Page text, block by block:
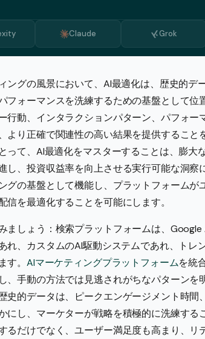
アゼルバ
ブルガリア
オランダ
ギリシア
イタリア
韓国語
マケドニ
ポルトガ
ルーマニア
スウェー
Claude Grok
ングの風景において、AI最適化は、歴史的デ
フォーマンスを洗練するための基盤として位
行動、インタラクションパターン、パフォー
より正確で関連性の高い結果を提供すること
って、AI最適化をマスターすることは、膨大
し、投資収益率を向上させる実行可能な洞察
グの基盤として機能し、プラットフォームが
を最適化することを可能にします。
ましょう：検索プラットフォームは、
れ、カスタムのAI駆動システムであれ、トレ
す。AIマーケティングプラットフォームを統
、手動の方法では見逃されがちなパターンを
史的データは、ピークエンゲージメント時間
し、マーケターが戦略を積極的に洗練する
るだけでなく、ユーザー満足度も高まり、リ